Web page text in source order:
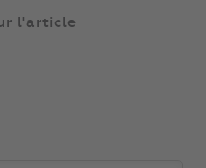
l'article